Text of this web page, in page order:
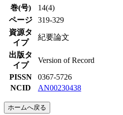
巻(号)
14(4)
ページ
319-329
資源タ
イプ
紀要論文
出版タ
イプ
Version of Record
PISSN
0367-5726
NCID
AN00230438
ホームへ戻る